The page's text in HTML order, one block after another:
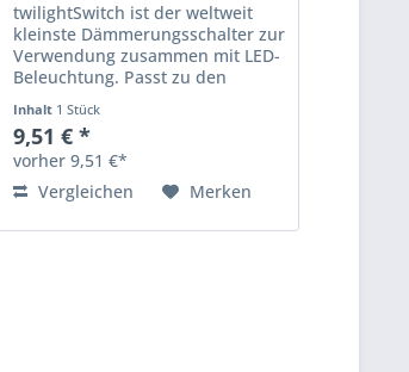
twilightSwitch ist der weltweit
kleinste Dämmerungsschalter zur
Verwendung zusammen mit LED-
Beleuchtung. Passt zu den
verfügbaren LED-Profilen.
Schaltet automatisch die
Niedervolt-Beleuchtung LED (z.
B....
Inhalt 1 Stück
9,51 € *
vorher 9,51 €*
Vergleichen
Merken